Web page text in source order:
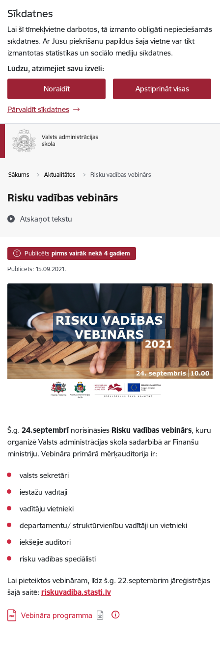
Sīkdatnes
Lai šī tīmekļvietne darbotos, tā izmanto obligāti nepieciešamās
sīkdatnes. Ar Jūsu piekrišanu papildus šajā vietnē var tikt
izmantotas statistikas un sociālo mediju sīkdatnes.
Lūdzu, atzīmējiet savu izvēli:
Noraidīt Apstiprināt visas
Pārvaldīt sīkdatnes
Sākums Aktualitātes Risku vadības vebinārs
Risku vadības vebinārs
Atskaņot tekstu
Publicēts pirms vairāk nekā 4 gadiem
Publicēts: 15.09.2021.
Š.g. 24.septembrīnorisināsies Risku vadības vebinārs, kuru
organizē Valsts administrācijas skola sadarbībā ar Finanšu
ministriju. Vebināra primārā mērķauditorija ir:
valsts sekretāri
iestāžu vadītāji
vadītāju vietnieki
departamentu/ struktūrvienību vadītāji un vietnieki
iekšējie auditori
risku vadības speciālisti
Lai pieteiktos vebināram, līdz š.g. 22.septembrim jāreģistrējas
šajā saitē: riskuvadiba.stasti.lv
Lejupielādēt:
Vebināra programma